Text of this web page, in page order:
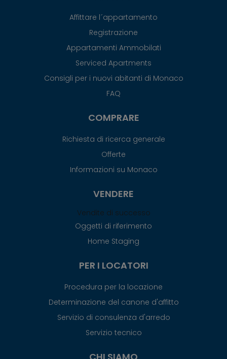
Affittare l´appartamento
Registrazione
Appartamenti Ammobilati
Serviced Apartments
Consigli per i nuovi abitanti di Monaco
FAQ
COMPRARE
Richiesta di ricerca generale
Offerte
Informazioni su Monaco
VENDERE
Vendite di successo
Oggetti di riferimento
Home Staging
PER I LOCATORI
Procedura per la locazione
Determinazione del canone d'affitto
Servizio di consulenza d'arredo
Servizio tecnico